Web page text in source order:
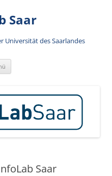
Saar
Universität des Saarlandes
Saar